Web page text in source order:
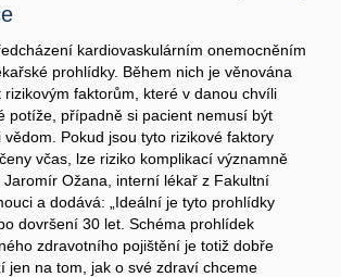
kardiovaskulárním onemocněním
prohlídky. Během nich je věnována
faktorům, které v danou chvíli
potíže, případně si pacient nemusí být
Pokud jsou tyto rizikové faktory
včas, lze riziko komplikací významně
Jaromír Ožana, interní lékař z Fakultní
a dodává: „Ideální je tyto prohlídky
dovršení 30 let. Schéma prohlídek
zdravotního pojištění je totiž dobře
jen na tom, jak o své zdraví chceme